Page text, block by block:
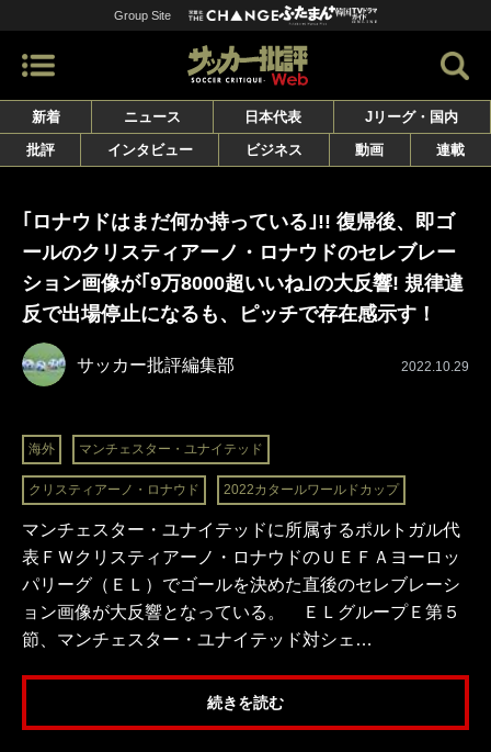
Group Site
新着 ニュース 日本代表
Jリーグ・国内
批評
インタビュー ビジネス 動画 連載
｢ロナウドはまだ何か持っている｣!! 復帰後、即ゴ
ールのクリスティアーノ・ロナウドのセレブレー
ション画像が｢9万8000超いいね｣の大反響! 規律違
反で出場停止になるも、ピッチで存在感示す！
サッカー批評編集部 2022.10.29
海外 マンチェスター・ユナイテッド
クリスティアーノ・ロナウド 2022カタールワールドカップ
マンチェスター・ユナイテッドに所属するポルトガル代
表ＦＷクリスティアーノ・ロナウドのＵＥＦＡヨーロッ
パリーグ（ＥＬ）でゴールを決めた直後のセレブレーシ
ョン画像が大反響となっている。 ＥＬグループＥ第５
節、マンチェスター・ユナイテッド対シェ…
続きを読む